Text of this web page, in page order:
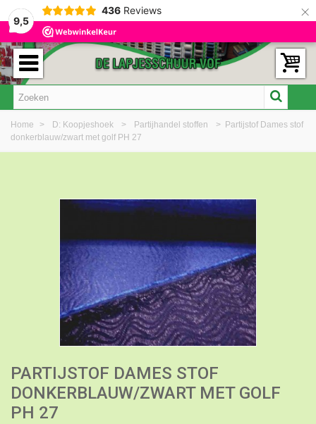
9,5
436 Reviews ×
Home > D: Koopjeshoek > Partijhandel stoffen > Partijstof Dames stof
donkerblauw/zwart met golf PH 27
PARTIJSTOF DAMES STOF
DONKERBLAUW/ZWART MET GOLF
PH 27